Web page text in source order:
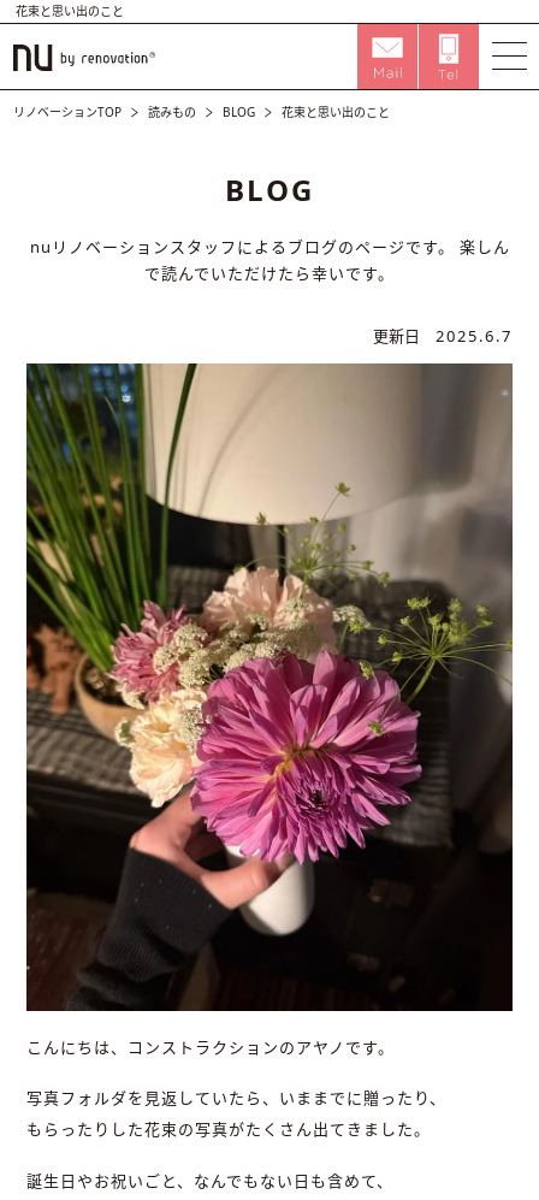
花束と思い出のこと
リノベーションTOP 読みもの BLOG 花束と思い出のこと
BLOG
nuリノベーションスタッフによるブログのページです。
楽しん
で読んでいただけたら幸いです。
更新日 2025.6.7
こんにちは、コンストラクションのアヤノです。
写真フォルダを見返していたら、いままでに贈ったり、
もらったりした花束の写真がたくさん出てきました。
誕生日やお祝いごと、なんでもない日も含めて、